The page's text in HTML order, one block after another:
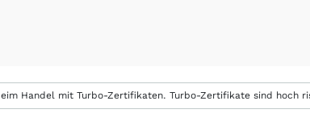
Handel mit Turbo-Zertifikaten. Turbo-Zertifikate sind hoch